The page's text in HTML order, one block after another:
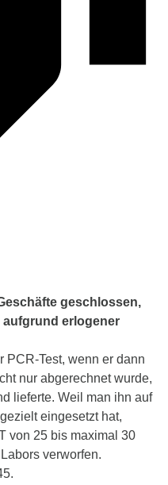
geschlossen,
aufgrund erlogener
PCR-Test, wenn er dann
nur abgerechnet wurde,
lieferte. Weil man ihn auf
eingesetzt hat,
von 25 bis maximal 30
verworfen.